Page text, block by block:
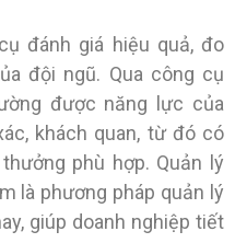
đánh giá hiệu quả, đo
đội ngũ. Qua công cụ
được năng lực của
khách quan, từ đó có
phù hợp. Quản lý
là phương pháp quản lý
giúp doanh nghiệp tiết